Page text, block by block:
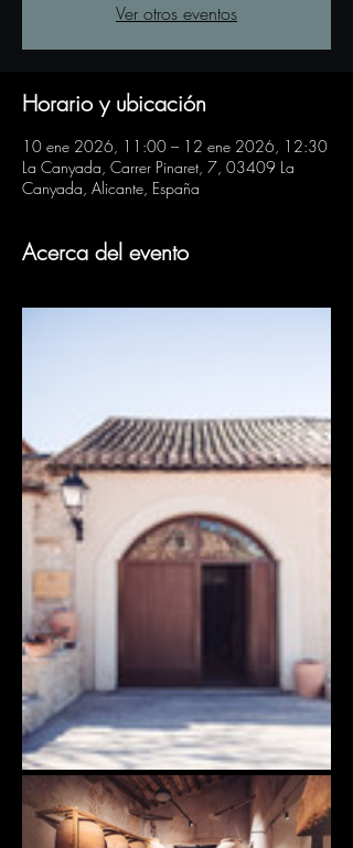
Ver otros eventos
Horario y ubicación
10 ene 2026, 11:00 – 12 ene 2026, 12:30
La Canyada, Carrer Pinaret, 7, 03409 La
Canyada, Alicante, España
Acerca del evento